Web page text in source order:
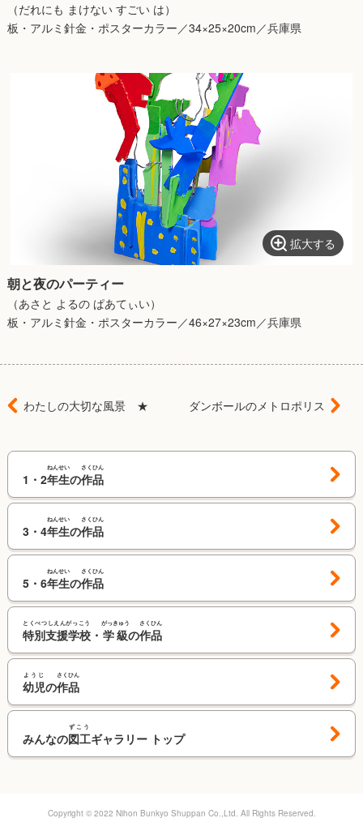
（だれにも まけない すごい は）
板・アルミ針金・ポスターカラー／34×25×20cm／兵庫県
拡大する
朝と夜のパーティー
（あさと よるの ぱあてぃい）
板・アルミ針金・ポスターカラー／46×27×23cm／兵庫県
わたしの大切な風景 ★ ダンボールのメトロポリス
1・2年生
ねんせい
の作品
さくひん
3・4年生
ねんせい
の作品
さくひん
5・6年生
ねんせい
の作品
さくひん
特別支援学校
とくべつしえんがっこう
・ 学級
がっきゅう
の作品
さくひん
幼児
ようじ
の作品
さくひん
みんなの図工
ずこう
ギャラリー トップ
Copyright © 2022 Nihon Bunkyo Shuppan Co.,Ltd. All Rights Reserved.